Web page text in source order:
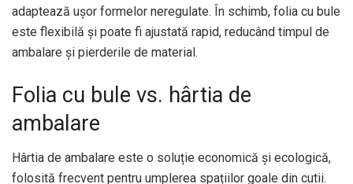
adaptează ușor formelor neregulate. În schimb, folia cu bule
este flexibilă și poate fi ajustată rapid, reducând timpul de
ambalare și pierderile de material.
Folia cu bule vs. hârtia de
ambalare
Hârtia de ambalare este o soluție economică și ecologică,
folosită frecvent pentru umplerea spațiilor goale din cutii.